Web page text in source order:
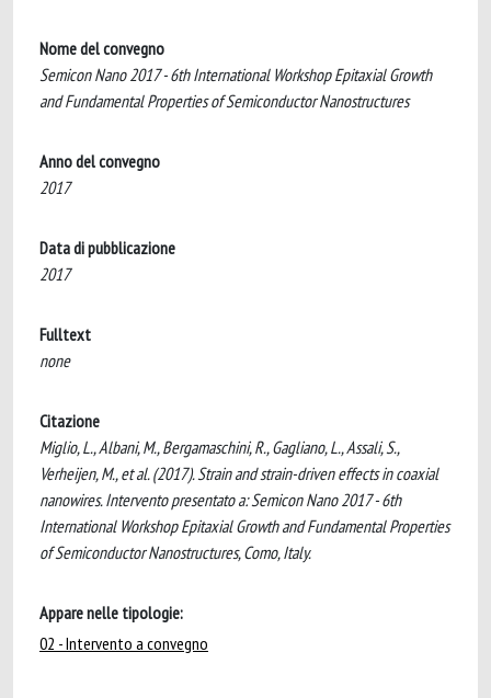
Nome del convegno
Semicon Nano 2017 - 6th International Workshop Epitaxial Growth
and Fundamental Properties of Semiconductor Nanostructures
Anno del convegno
2017
Data di pubblicazione
2017
Fulltext
none
Citazione
Miglio, L., Albani, M., Bergamaschini, R., Gagliano, L., Assali, S.,
Verheijen, M., et al. (2017). Strain and strain-driven effects in coaxial
nanowires. Intervento presentato a: Semicon Nano 2017 - 6th
International Workshop Epitaxial Growth and Fundamental Properties
of Semiconductor Nanostructures, Como, Italy.
Appare nelle tipologie:
02 - Intervento a convegno